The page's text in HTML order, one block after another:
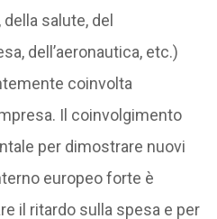
salute, del
dell’aeronautica, etc.)
coinvolta
Il coinvolgimento
per dimostrare nuovi
europeo forte è
il ritardo sulla spesa e per